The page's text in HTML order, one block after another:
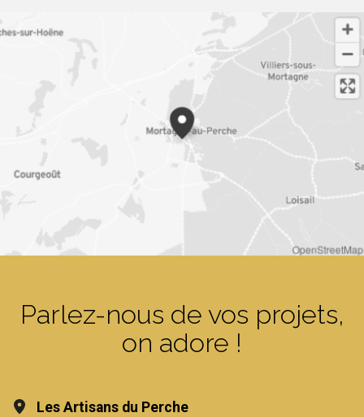
OpenStreetMap
Parlez-nous de vos projets,
on adore !
Les Artisans du Perche